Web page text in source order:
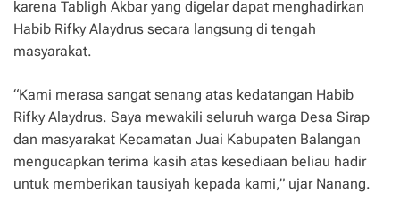
karena Tabligh Akbar yang digelar dapat menghadirkan
Habib Rifky Alaydrus secara langsung di tengah
masyarakat.
“Kami merasa sangat senang atas kedatangan Habib
Rifky Alaydrus. Saya mewakili seluruh warga Desa Sirap
dan masyarakat Kecamatan Juai Kabupaten Balangan
mengucapkan terima kasih atas kesediaan beliau hadir
untuk memberikan tausiyah kepada kami,” ujar Nanang.